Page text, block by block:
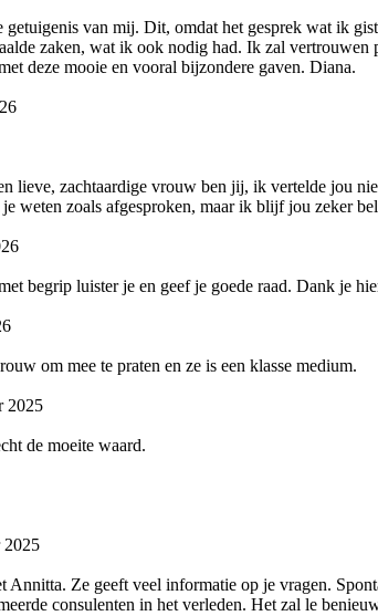
van mij. Dit, omdat het gesprek wat ik
zaken, wat ik ook nodig had. Ik zal
deze mooie en vooral bijzondere gaven. Diana.
lieve, zachtaardige vrouw ben jij, ik vertelde jou
weten zoals afgesproken, maar ik blijf jou zeker
begrip luister je en geef je goede raad. Dank je
om mee te praten en ze is een klasse medium.
2025
de moeite waard.
2025
Annitta. Ze geeft veel informatie op je vragen.
consulenten in het verleden. Het zal le